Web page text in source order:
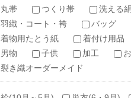
丸帯
つくり帯 洗える
羽織・コート・袴
バッグ
着物用たとう紙
着付け用品
男物
子供 加工
裂き織オーダーメイド